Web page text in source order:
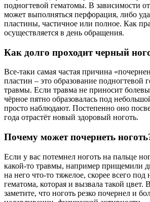
подногтевой гематомы. В зависимости
может выполняться перфорация, либо
пластины, частичное или полное. Как
осуществляется в день обращения.
Как долго проходит черный
Все-таки самая частая причина
пластин – это образование подногтевой
травмы. Если травма не приносит
чёрное пятно образовалась под
просто наблюдают. Постепенно оно
года отрастёт новый здоровый ноготь.
Почему может почернеть
Если у вас потемнел ноготь на пальце
какой-то травмы, например прищемили
на него что-то тяжелое, скорее всего под
гематома, которая и вызвала такой цвет.
заметите, что ноготь резко почернел и